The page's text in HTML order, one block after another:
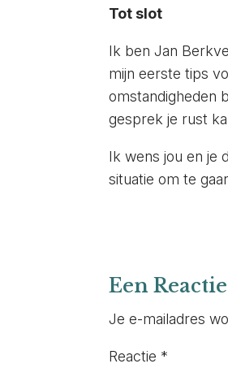
Tot slot
Ik ben Jan
mijn eerste tips
omstandigheden
gesprek je rust
Ik wens jou en je
situatie om te
Een
Je e-mailadres
Reactie *